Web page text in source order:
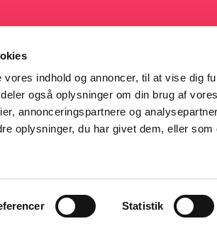
indhold og annoncer, til at vise dig
også oplysninger om din brug af
annonceringspartnere og
oplysninger, du har givet dem, eller
Statistik
- 2026 Hula Hula • All Rights Reserved •